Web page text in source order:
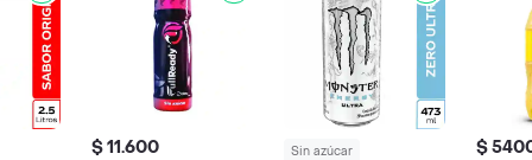
$ 11.600 Sin azúcar $